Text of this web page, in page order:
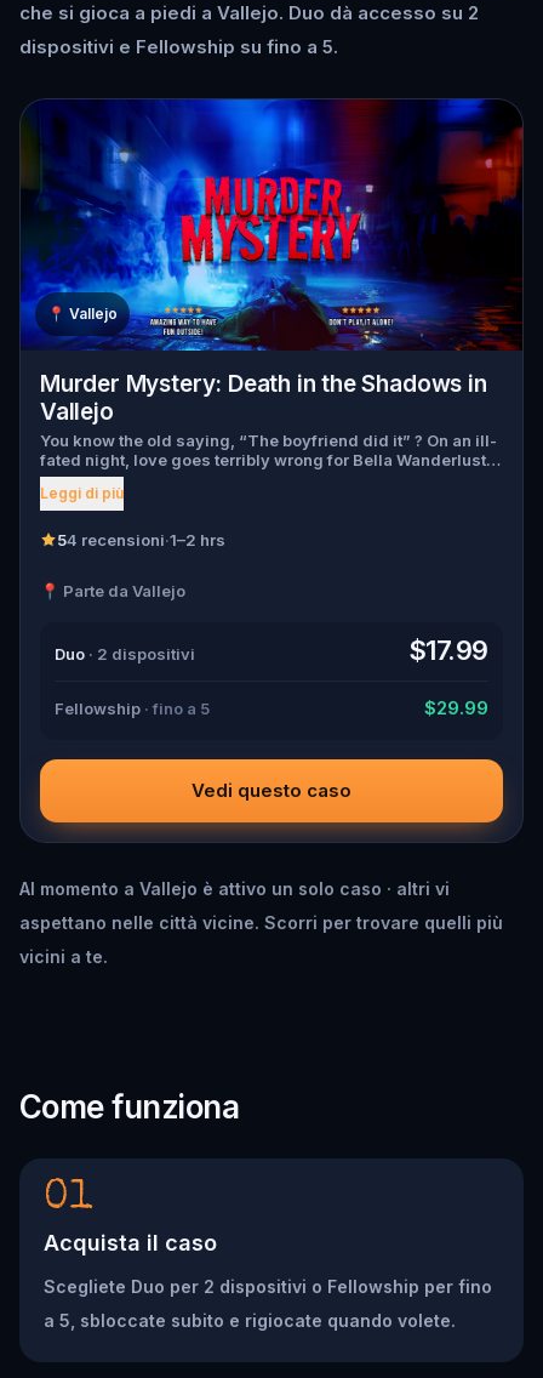
che si gioca a piedi a Vallejo. Duo dà accesso su 2
dispositivi e Fellowship su fino a 5.
📍 Vallejo
Murder Mystery: Death in the Shadows in
Vallejo
You know the old saying, “The boyfriend did it” ? On an ill-
fated night, love goes terribly wrong for Bella Wanderlust
and Walter Bridges . Bella, a famous travel blogger, was
found dead during a ghost tour led by the theatrical Percy
Walter, the obsessed boyfriend? Percy, the ghost tour
suspects, and expose the real murderer before they strike
Leggi di più
54 recensioni·1–2 hrs
📍 Parte da Vallejo
Duo · 2 dispositivi $17.99
Fellowship · fino a 5 $29.99
Vedi questo caso
Al momento a Vallejo è attivo un solo caso · altri vi
aspettano nelle città vicine. Scorri per trovare quelli più
vicini a te.
Come funziona
01
Acquista il caso
Scegliete Duo per 2 dispositivi o Fellowship per fino
a 5, sbloccate subito e rigiocate quando volete.